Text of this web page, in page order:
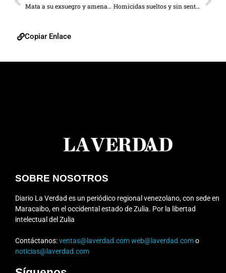
Mata a su exsuegro y amenaza a la familia con una granada Homicidas sueltos y sin sentencia
Copiar Enlace
SOBRE NOSOTROS
Diario La Verdad es un periódico regional venezolano, con sede en
Maracaibo, en el occidental estado de Zulia. Por la libertad
intelectual del Zulia
Contáctanos:ventas@laverdad.comweb@laverdad.como
noticias@laverdad.com